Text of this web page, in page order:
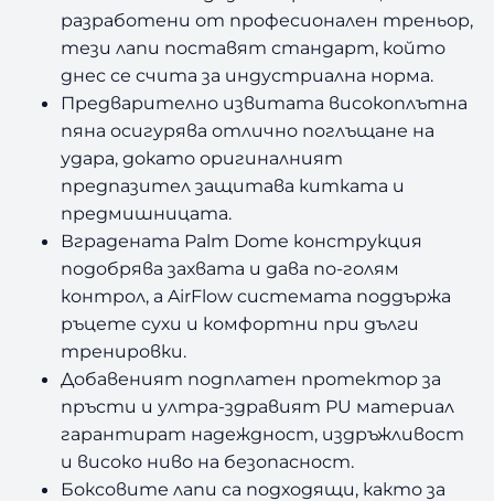
разработени от професионален треньор,
тези лапи поставят стандарт, който
днес се счита за индустриална норма.
Предварително извитата високоплътна
пяна осигурява отлично поглъщане на
удара, докато оригиналният
предпазител защитава китката и
предмишницата.
Вградената Palm Dome конструкция
подобрява захвата и дава по-голям
контрол, а AirFlow системата поддържа
ръцете сухи и комфортни при дълги
тренировки.
Добавеният подплатен протектор за
пръсти и ултра-здравият PU материал
гарантират надеждност, издръжливост
и високо ниво на безопасност.
Боксовите лапи са подходящи, както за